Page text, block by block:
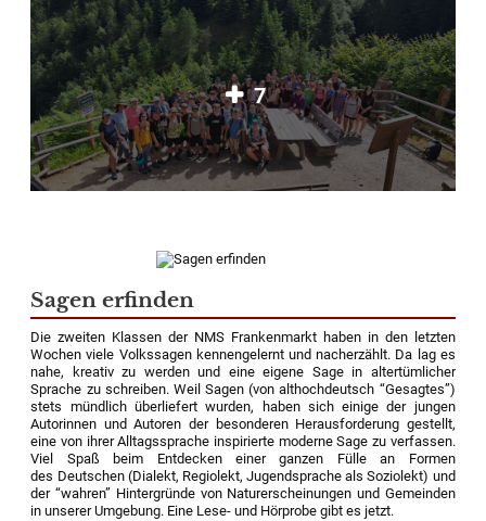
7
Sagen erfinden
Die zweiten Klassen der NMS Frankenmarkt haben in den letzten
Wochen viele Volkssagen kennengelernt und nacherzählt. Da lag es
nahe, kreativ zu werden und eine eigene Sage in altertümlicher
Sprache zu schreiben. Weil Sagen (von althochdeutsch “Gesagtes”)
stets mündlich überliefert wurden, haben sich einige der jungen
Autorinnen und Autoren der besonderen Herausforderung gestellt,
eine von ihrer Alltagssprache inspirierte moderne Sage zu verfassen.
Viel Spaß beim Entdecken einer ganzen Fülle an Formen
des Deutschen (Dialekt, Regiolekt, Jugendsprache als Soziolekt) und
der “wahren” Hintergründe von Naturerscheinungen und Gemeinden
in unserer Umgebung. Eine Lese- und Hörprobe gibt es jetzt.